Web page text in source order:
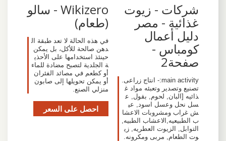
شركات - زيوت
غذائية - مصر
دليل أعمال
كومباس -
صفحة2
main activity:- انتاج زراعى.
تصنيع وتصدير وتعبئه مواد غ
ذائيه [البان, لحوم, بقول, ع
سل نحل وعسل اسود, عي
ش غراب ومشروبات الاعشا
ب الطبيعيه,الاعشاب الطبيه,
التوابل, الزيوت العطريه, زي
وت الطعام, مربى ومكرونه.
Wikizero - سالو
(طعام)
في هذه الحالة لا تعد طبقة ال
دهن صالحة للأكل، بل يمكن
حينئذ استخدامها على الأحذي
ة الجلدية لتصبح مضادة للماء
أو كطعم في مصائد الفئران
أو يمكن تحويلها إلى صابون
منزلي الصنع.
احصل على السعر